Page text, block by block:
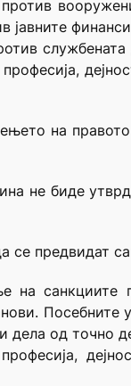
јавните
на
не биде
се предвидат
на санкциите
дела од точно